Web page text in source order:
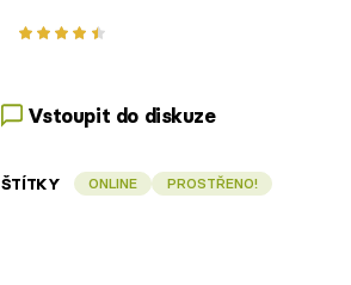
Vstoupit do diskuze
ŠTÍTKY ONLINE PROSTŘENO!